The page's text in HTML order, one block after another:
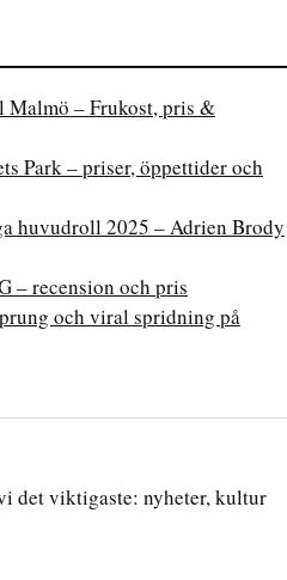
– Frukost, pris &
Park – priser, öppettider och
huvudroll 2025 – Adrien Brody
– recension och pris
och viral spridning på
det viktigaste: nyheter, kultur